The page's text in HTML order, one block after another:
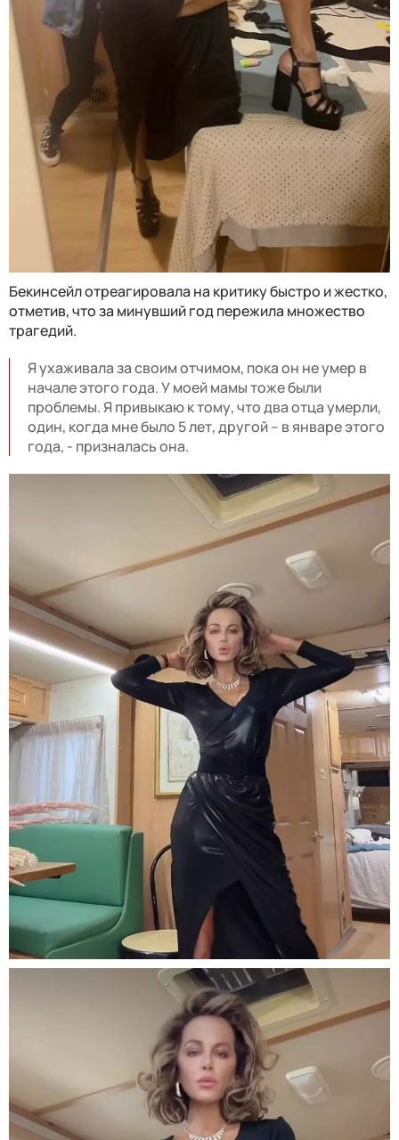
Бекинсейл отреагировала на критику быстро и жестко,
отметив, что за минувший год пережила множество
трагедий.
Я ухаживала за своим отчимом, пока он не умер в
начале этого года. У моей мамы тоже были
проблемы. Я привыкаю к тому, что два отца умерли,
один, когда мне было 5 лет, другой – в январе этого
года, - призналась она.